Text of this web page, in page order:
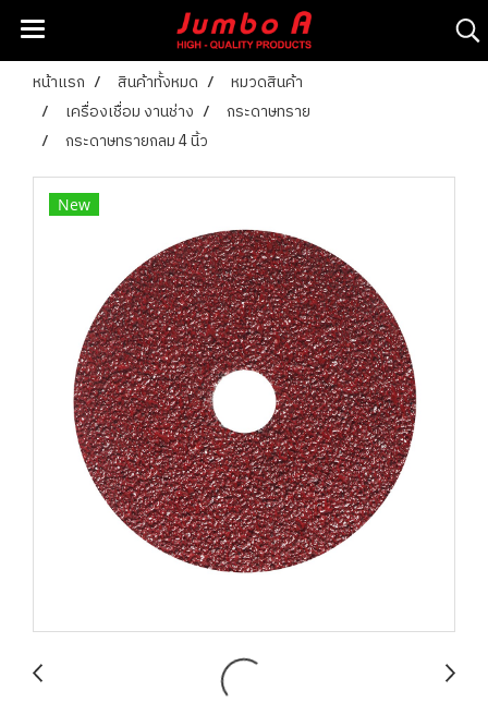
หน้าแรก สินค้าทั้งหมด
หมวดสินค้า
เครื่องเชื่อม งานช่าง
กระดาษทราย
กระดาษทรายกลม 4 นิ้ว
New